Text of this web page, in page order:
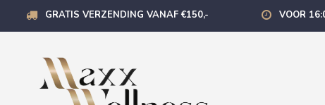
GRATIS VERZENDING VANAF €150,- VOOR